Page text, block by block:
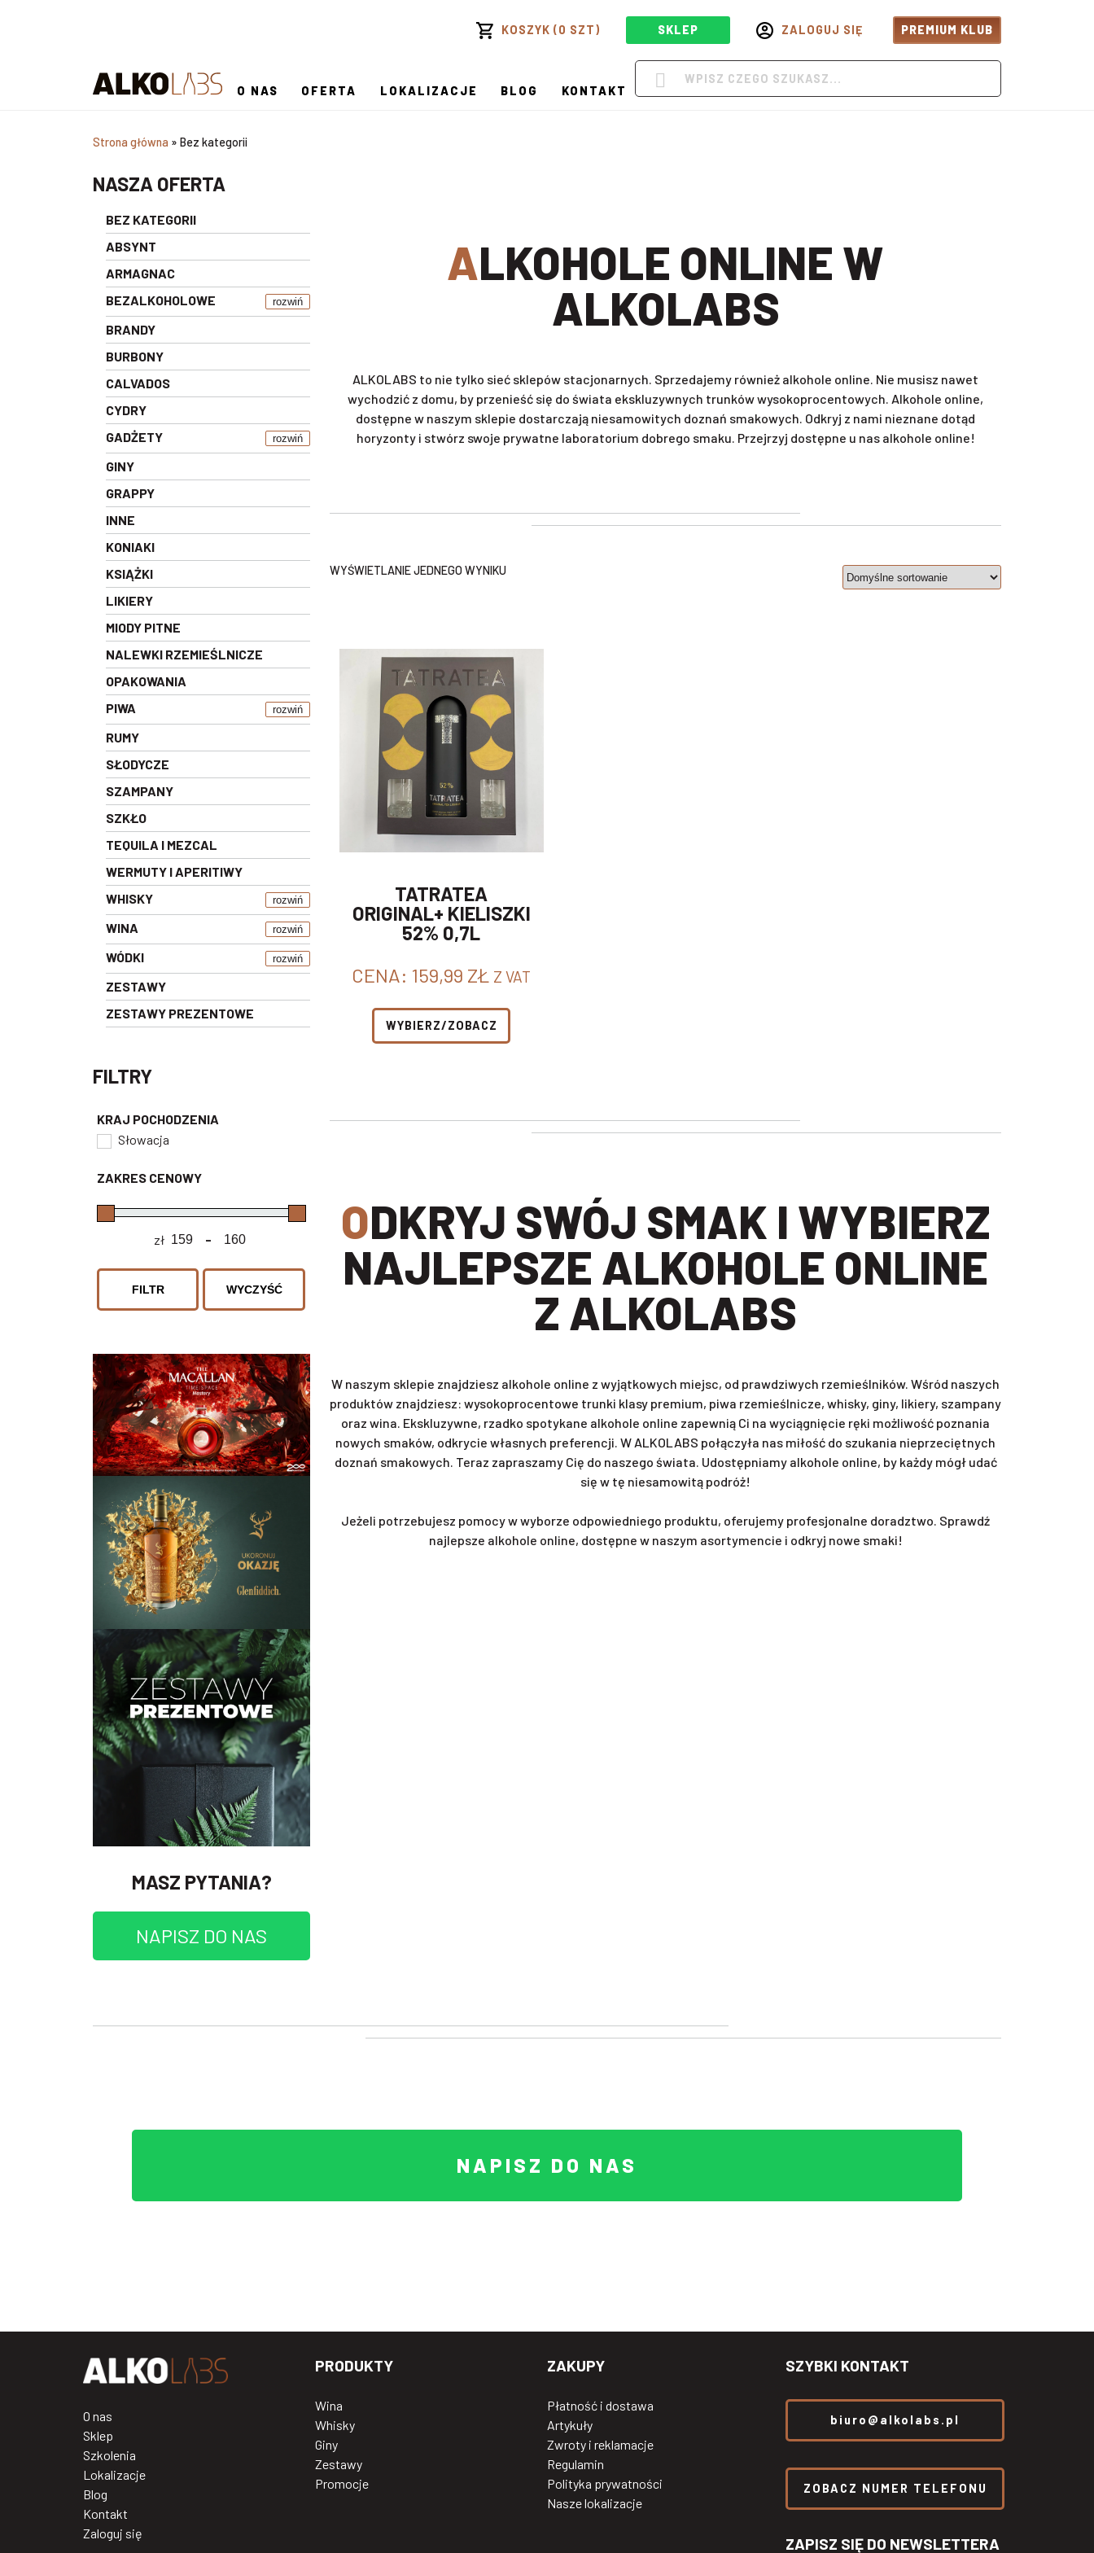
KOSZYK (0 SZT) SKLEP ZALOGUJ SIĘ PREMIUM KLUB
O NAS OFERTA LOKALIZACJE BLOG KONTAKT
Strona główna » Bez kategorii
NASZA OFERTA
BEZ KATEGORII
ABSYNT
ARMAGNAC
BEZALKOHOLOWE
rozwiń
BRANDY
BURBONY
CALVADOS
CYDRY
GADŻETY
rozwiń
GINY
GRAPPY
INNE
KONIAKI
KSIĄŻKI
LIKIERY
MIODY PITNE
NALEWKI RZEMIEŚLNICZE
OPAKOWANIA
PIWA
rozwiń
RUMY
SŁODYCZE
SZAMPANY
SZKŁO
TEQUILA I MEZCAL
WERMUTY I APERITIWY
WHISKY
rozwiń
WINA rozwiń
WÓDKI rozwiń
ZESTAWY
ZESTAWY PREZENTOWE
FILTRY
KRAJ POCHODZENIA
Słowacja
ZAKRES CENOWY
zł Minimum Price
-
Maximum Price
FILTR WYCZYŚĆ
MASZ PYTANIA?
NAPISZ DO NAS
ALKOHOLE ONLINE W
ALKOLABS
ALKOLABS to nie tylko sieć sklepów stacjonarnych. Sprzedajemy również alkohole online. Nie musisz nawet
wychodzić z domu, by przenieść się do świata ekskluzywnych trunków wysokoprocentowych. Alkohole online,
dostępne w naszym sklepie dostarczają niesamowitych doznań smakowych. Odkryj z nami nieznane dotąd
horyzonty i stwórz swoje prywatne laboratorium dobrego smaku. Przejrzyj dostępne u nas alkohole online!
WYŚWIETLANIE JEDNEGO WYNIKU
TATRATEA
ORIGINAL+ KIELISZKI
52% 0,7L
CENA: 159,99 ZŁ Z VAT
WYBIERZ/ZOBACZ
ODKRYJ SWÓJ SMAK I WYBIERZ
NAJLEPSZE ALKOHOLE ONLINE
Z ALKOLABS
W naszym sklepie znajdziesz alkohole online z wyjątkowych miejsc, od prawdziwych rzemieślników. Wśród naszych
produktów znajdziesz: wysokoprocentowe trunki klasy premium, piwa rzemieślnicze, whisky, giny, likiery, szampany
oraz wina. Ekskluzywne, rzadko spotykane alkohole online zapewnią Ci na wyciągnięcie ręki możliwość poznania
nowych smaków, odkrycie własnych preferencji. W ALKOLABS połączyła nas miłość do szukania nieprzeciętnych
doznań smakowych. Teraz zapraszamy Cię do naszego świata. Udostępniamy alkohole online, by każdy mógł udać
się w tę niesamowitą podróż!
Jeżeli potrzebujesz pomocy w wyborze odpowiedniego produktu, oferujemy profesjonalne doradztwo. Sprawdź
najlepsze alkohole online, dostępne w naszym asortymencie i odkryj nowe smaki!
NAPISZ DO NAS
O nas
Sklep
Szkolenia
Lokalizacje
Blog
Kontakt
Zaloguj się
PRODUKTY
Wina
Whisky
Giny
Zestawy
Promocje
ZAKUPY
Płatność i dostawa
Artykuły
Zwroty i reklamacje
Regulamin
Polityka prywatności
Nasze lokalizacje
SZYBKI KONTAKT
biuro@alkolabs.pl
ZOBACZ NUMER TELEFONU
ZAPISZ SIĘ DO NEWSLETTERA